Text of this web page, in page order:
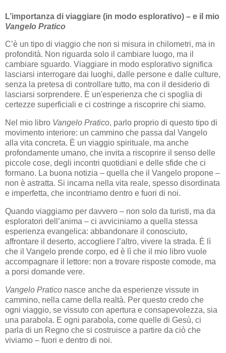
L’importanza di viaggiare (in modo esplorativo) – e il mio
Vangelo Pratico
C’è un tipo di viaggio che non si misura in chilometri, ma in
profondità. Non riguarda solo il cambiare luogo, ma il
cambiare sguardo. Viaggiare in modo esplorativo significa
lasciarsi interrogare dai luoghi, dalle persone e dalle culture,
senza la pretesa di controllare tutto, ma con il desiderio di
lasciarsi sorprendere. È un'esperienza che ci spoglia di
certezze superficiali e ci costringe a riscoprire chi siamo.
Nel mio libro Vangelo Pratico, parlo proprio di questo tipo di
movimento interiore: un cammino che passa dal Vangelo
alla vita concreta. È un viaggio spirituale, ma anche
profondamente umano, che invita a riscoprire il senso delle
piccole cose, degli incontri quotidiani e delle sfide che ci
formano. La buona notizia – quella che il Vangelo propone –
non è astratta. Si incarna nella vita reale, spesso disordinata
e imperfetta, che incontriamo dentro e fuori di noi.
Quando viaggiamo per davvero – non solo da turisti, ma da
esploratori dell’anima – ci avviciniamo a quella stessa
esperienza evangelica: abbandonare il conosciuto,
affrontare il deserto, accogliere l’altro, vivere la strada. È lì
che il Vangelo prende corpo, ed è lì che il mio libro vuole
accompagnare il lettore: non a trovare risposte comode, ma
a porsi domande vere.
Vangelo Pratico nasce anche da esperienze vissute in
cammino, nella carne della realtà. Per questo credo che
ogni viaggio, se vissuto con apertura e consapevolezza, sia
una parabola. E ogni parabola, come quelle di Gesù, ci
parla di un Regno che si costruisce a partire da ciò che
viviamo – fuori e dentro di noi.